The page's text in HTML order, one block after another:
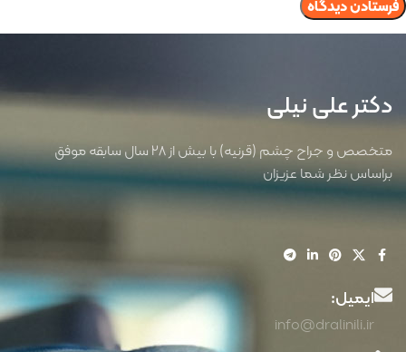
دکتر علی نیلی
متخصص و جراح چشم (قرنیه) با بیش از 28 سال سابقه موفق
براساس نظر شما عزیزان
ایمیل:
info@dralinili.ir